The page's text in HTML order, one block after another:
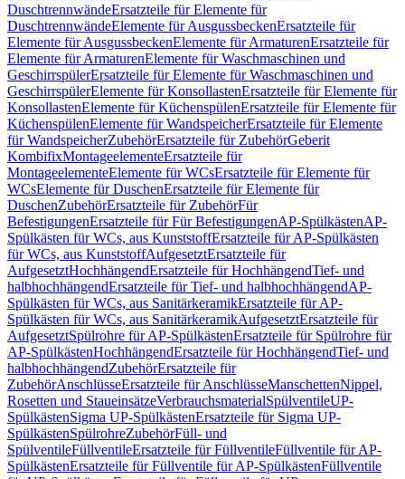
DuschtrennwändeErsatzteile für Elemente für
DuschtrennwändeElemente für AusgussbeckenErsatzteile für
Elemente für AusgussbeckenElemente für ArmaturenErsatzteile für
Elemente für ArmaturenElemente für Waschmaschinen und
GeschirrspülerErsatzteile für Elemente für Waschmaschinen und
GeschirrspülerElemente für KonsollastenErsatzteile für Elemente für
KonsollastenElemente für KüchenspülenErsatzteile für Elemente für
KüchenspülenElemente für WandspeicherErsatzteile für Elemente
für WandspeicherZubehörErsatzteile für ZubehörGeberit
KombifixMontageelementeErsatzteile für
MontageelementeElemente für WCsErsatzteile für Elemente für
WCsElemente für DuschenErsatzteile für Elemente für
DuschenZubehörErsatzteile für ZubehörFür
BefestigungenErsatzteile für Für BefestigungenAP-SpülkästenAP-
Spülkästen für WCs, aus KunststoffErsatzteile für AP-Spülkästen
für WCs, aus KunststoffAufgesetztErsatzteile für
AufgesetztHochhängendErsatzteile für HochhängendTief- und
halbhochhängendErsatzteile für Tief- und halbhochhängendAP-
Spülkästen für WCs, aus SanitärkeramikErsatzteile für AP-
Spülkästen für WCs, aus SanitärkeramikAufgesetztErsatzteile für
AufgesetztSpülrohre für AP-SpülkästenErsatzteile für Spülrohre für
AP-SpülkästenHochhängendErsatzteile für HochhängendTief- und
halbhochhängendZubehörErsatzteile für
ZubehörAnschlüsseErsatzteile für AnschlüsseManschettenNippel,
Rosetten und StaueinsätzeVerbrauchsmaterialSpülventileUP-
SpülkästenSigma UP-SpülkästenErsatzteile für Sigma UP-
SpülkästenSpülrohreZubehörFüll- und
SpülventileFüllventileErsatzteile für FüllventileFüllventile für AP-
SpülkästenErsatzteile für Füllventile für AP-SpülkästenFüllventile